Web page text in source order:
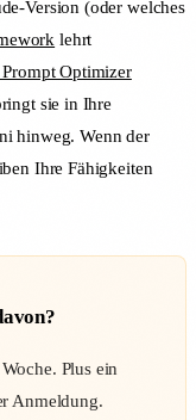
Version (oder welches
lehrt
Optimizer
sie in Ihre
hinweg. Wenn der
Ihre Fähigkeiten
Plus ein
Anmeldung.